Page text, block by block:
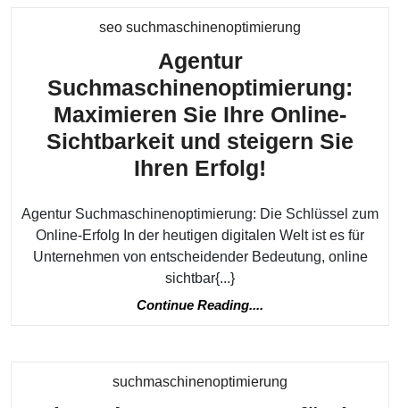
seo suchmaschinenoptimierung
Agentur
Suchmaschinenoptimierung:
Maximieren Sie Ihre Online-
Sichtbarkeit und steigern Sie
Ihren Erfolg!
Maximieren
Sie
steigern
Agentur Suchmaschinenoptimierung: Die Schlüssel zum
Online-Erfolg In der heutigen digitalen Welt ist es für
Unternehmen von entscheidender Bedeutung, online
sichtbar{...}
Continue Reading....
suchmaschinenoptimierung